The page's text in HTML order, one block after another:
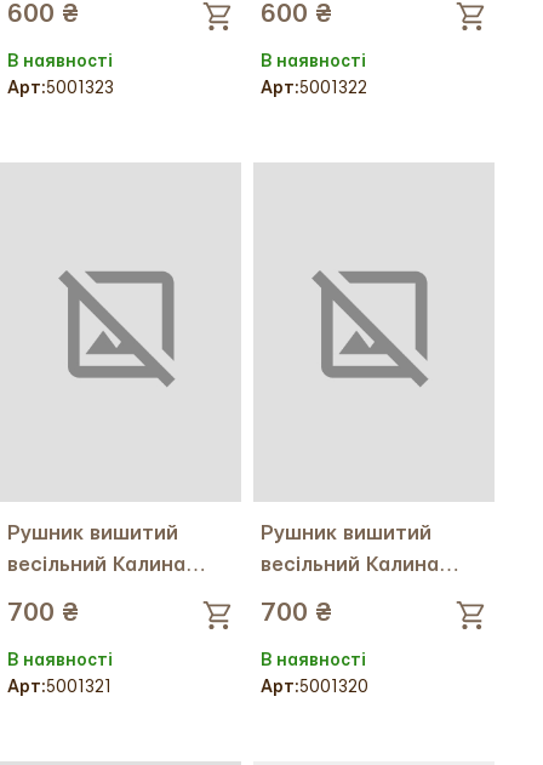
600 ₴
В наявності
Арт:5001323
600 ₴
В наявності
Арт:5001322
Рушник вишитий
весільний Калина
700 ₴
В наявності
Арт:5001321
Рушник вишитий
весільний Калина
700 ₴
В наявності
Арт:5001320